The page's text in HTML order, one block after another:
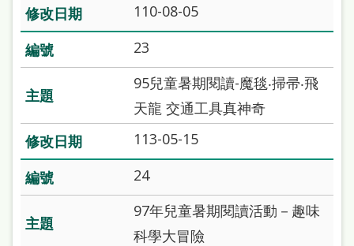
110-08-05
23
95兒童暑期閱讀-魔毯‧掃帚‧飛
天龍 交通工具真神奇
113-05-15
24
97年兒童暑期閱讀活動－趣味
科學大冒險